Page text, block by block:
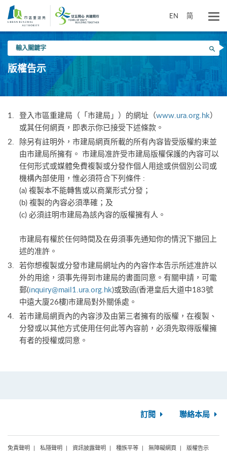
要
EN 简
入
關
鍵
搜尋
版權告示
登入市區重建局（「市建局」）的網址（www.ura.org.hk）
或其任何網頁，即表示你已接受下述條款。
除另有註明外，市建局網頁所載的所有內容皆受版權約束並
由市建局所擁有。 市建局准許受市建局版權保護的內容可以
任何形式或媒體免費複製或分發作個人用途或供個別公司或
機構內部使用，惟必須符合下列條件 :
(a) 複製本不能轉售或以商業形式分發；
(b) 複製的內容必須準確；及
(c) 必須註明市建局為該內容的版權擁有人。
市建局有權於任何時間及在毋須事先通知你的情況下撤回上
述的准許。
若你想複製或分發市建局網址內的內容作本告示所述准許以
外的用途，須事先得到市建局的書面同意。有關申請，可電
郵(inquiry@mail1.ura.org.hk)或致函(香港皇后大道中183號
中遠大廈26樓)市建局對外關係處。
若市建局網頁內的內容涉及由第三者擁有的版權，在複製、
分發或以其他方式使用任何此等內容前，必須先取得版權擁
有者的授權或同意。
訂閱 聯絡本局
免責聲明 私隱聲明 資訊披露聲明 種族平等 無障礙網頁 版權告示